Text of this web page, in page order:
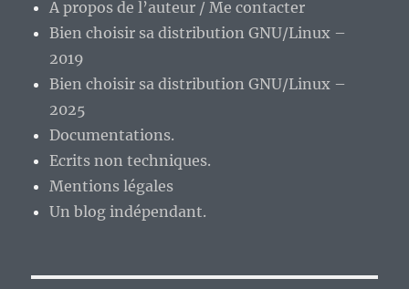
A propos de l’auteur / Me contacter
Bien choisir sa distribution GNU/Linux –
2019
Bien choisir sa distribution GNU/Linux –
2025
Documentations.
Ecrits non techniques.
Mentions légales
Un blog indépendant.